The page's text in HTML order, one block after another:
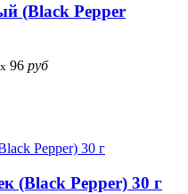
(Black Pepper
x 96 руб
(Black Pepper) 30 г